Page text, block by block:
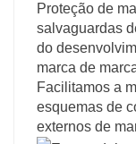
Proteção de
salvaguardas
do
marca de
Facilitamos a
esquemas de
externos de